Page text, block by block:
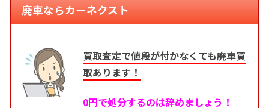
廃車ならカーネクスト
買取査定で値段が付かなくても廃車買
取あります！
0円で処分するのは辞めましょう！